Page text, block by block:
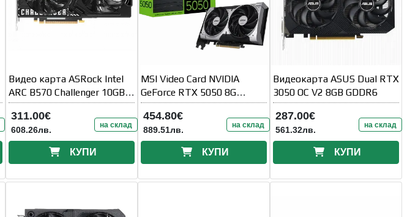
Видео карта ASRock Intel
ARC B570 Challenger 10GB
OC
311.00€
608.26лв. на склад
КУПИ
MSI Video Card NVIDIA
GeForce RTX 5050 8G
VENTUS 2X OC
454.80€
889.51лв. на склад
КУПИ
Видеокарта ASUS Dual RTX
3050 OC V2 8GB GDDR6
287.00€
561.32лв. на склад
КУПИ